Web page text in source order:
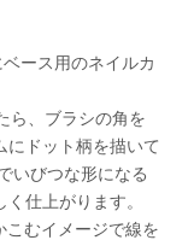
ース用のネイルカ
ら、ブラシの角を
にドット柄を描いて
いびつな形になる
仕上がります。
むイメージで線を